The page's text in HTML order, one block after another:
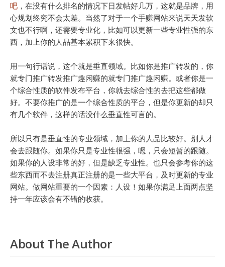
吧 ，在没有什么排名的情况下日发帖好几万，这就是品牌，用
心规划终究不会太差。当然了对于一个手赚网站来说天天发软
文也不行啊，还需要专业化，比如可以更新一些专业性强的东
西，加上你的人品基本累积下来很快。
用一句行话说，这个就是垂直领域。比如你是推广转发的，你
就专门推广转发推广趣闲赚的就专门推广趣闲赚。或者你是一
个综合性质的软件发布平台，你就去综合性的去把这些都做
好。不要你推广的是一个综合性质的平台，但是你更新的却只
有几个软件，这样的话没什么垂直性可言的。
所以只有是垂直性的专业领域，加上你的人品比较好。别人才
会去跟随你。如果你只是专业性很强，嗯，只会短暂的跟随。
如果你的人设非常的好，但是缺乏专业性。也只会参考你的这
些东西而不去注册真正注册的是一些大平台，及时更新的专业
网站。做网站重要的一个因素：人设！如果你满足上面两点坚
持一年应该会有不错的收获。
About The Author